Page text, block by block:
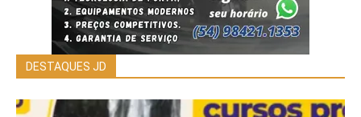
DESTAQUES JD